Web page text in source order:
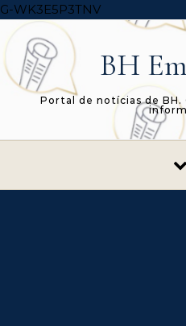
G-WK3E5P3TNVSkip to content
BH
Portal de notícias de